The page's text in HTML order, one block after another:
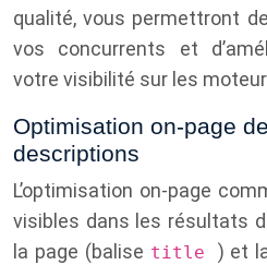
qualité, vous permettront
vos concurrents et
votre visibilité sur les
Optimisation on-page
descriptions
L’optimisation on-page
visibles dans les résultats
la page (balise title ) et